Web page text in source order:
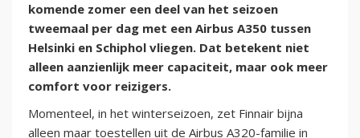
komende zomer een deel van het seizoen
tweemaal per dag met een Airbus A350 tussen
Helsinki en Schiphol vliegen. Dat betekent niet
alleen aanzienlijk meer capaciteit, maar ook meer
comfort voor reizigers.
Momenteel, in het winterseizoen, zet Finnair bijna
alleen maar toestellen uit de Airbus A320-familie in